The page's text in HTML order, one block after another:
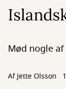
Mød nogle
AfJette Olsson